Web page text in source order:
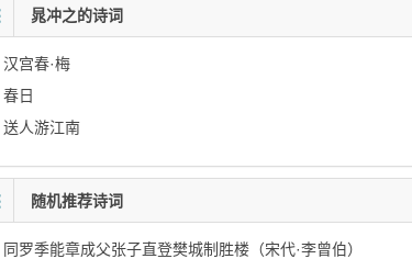
晁冲之的诗词
汉宫春·梅
春日
送人游江南
随机推荐诗词
同罗季能章成父张子直登樊城制胜楼（宋代·李曾伯）